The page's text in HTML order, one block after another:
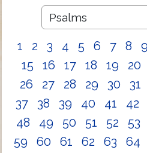
1 2 3 4 5 6 7 8 9
15
16 17 18 19 20
26
27 28 29 30 31
37
38 39 40 41 42
48
49 50 51 52 53
59
60 61 62 63 64